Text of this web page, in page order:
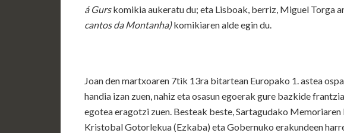
á Gurskomikia aukeratu du; eta Lisboak, berriz, Miguel Torga
cantos da Montanha)komikiaren alde egin du.
Joan den martxoaren 7tik 13ra bitartean Europako 1. astea
handia izan zuen, nahiz eta osasun egoerak gure bazkide
egotea eragotzi zuen. Besteak beste, Sartagudako Memoriaren
Kristobal Gotorlekua (Ezkaba) eta Gobernuko erakundeen